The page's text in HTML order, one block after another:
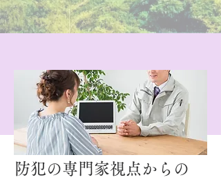
防犯の専門家視点からの